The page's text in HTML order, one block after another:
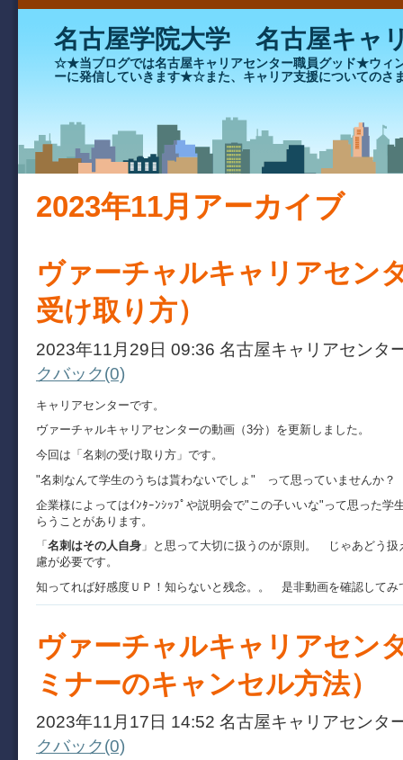
名古屋学院大学 名古屋キャ
☆★当ブログでは名古屋キャリアセンター職員グッド★ウィ
ーに発信していきます★☆また、キャリア支援についてのさ
2023年11月アーカイブ
ヴァーチャルキャリアセン
受け取り方）
2023年11月29日 09:36 名古屋キャリアセンタ
クバック(0)
キャリアセンターです。
ヴァーチャルキャリアセンターの動画（3分）を更新しました。
今回は「名刺の受け取り方」です。
"名刺なんて学生のうちは貰わないでしょ" って思っていませんか？
企業様によってはｲﾝﾀｰﾝｼｯﾌﾟや説明会で"この子いいな"って思った
らうことがあります。
「 名刺はその人自身 」と思って大切に扱うのが原則。 じゃあどう
慮が必要です。
知ってれば好感度ＵＰ！知らないと残念。。 是非動画を確認してみ
ヴァーチャルキャリアセン
ミナーのキャンセル方法）
2023年11月17日 14:52 名古屋キャリアセンタ
クバック(0)